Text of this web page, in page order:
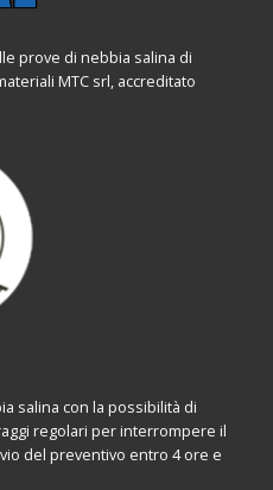
prove di nebbia salina di
MTC srl, accreditato
salina con la possibilità di
regolari per interrompere il
del preventivo entro 4 ore e